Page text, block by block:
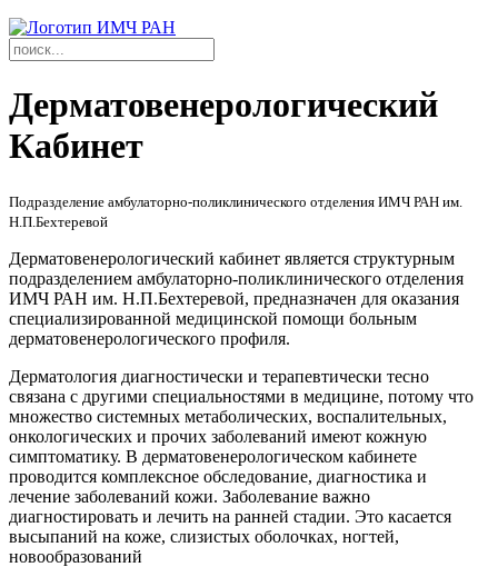
Дерматовенерологический
Кабинет
Подразделение амбулаторно-поликлинического отделения ИМЧ РАН им.
Н.П.Бехтеревой
Дерматовенерологический кабинет является структурным
подразделением амбулаторно-поликлинического отделения
ИМЧ РАН им. Н.П.Бехтеревой, предназначен для оказания
специализированной медицинской помощи больным
дерматовенерологического профиля.
Дерматология диагностически и терапевтически тесно
связана с другими специальностями в медицине, потому что
множество системных метаболических, воспалительных,
онкологических и прочих заболеваний имеют кожную
симптоматику. В дерматовенерологическом кабинете
проводится комплексное обследование, диагностика и
лечение заболеваний кожи. Заболевание важно
диагностировать и лечить на ранней стадии. Это касается
высыпаний на коже, слизистых оболочках, ногтей,
новообразований